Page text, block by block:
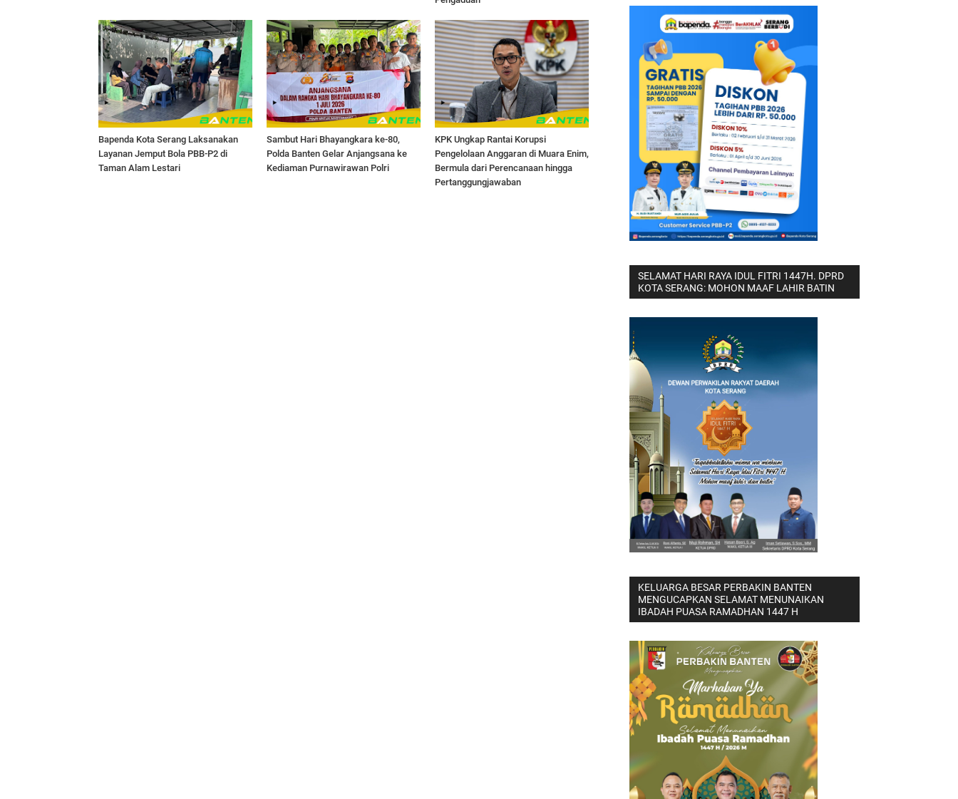
Bapenda Kota Serang Laksanakan
Layanan Jemput Bola PBB-P2 di
Taman Alam Lestari
Sambut Hari Bhayangkara ke-80,
Polda Banten Gelar Anjangsana ke
Kediaman Purnawirawan Polri
KPK Ungkap Rantai Korupsi
Pengelolaan Anggaran di Muara Enim,
Bermula dari Perencanaan hingga
Pertanggungjawaban
SELAMAT HARI RAYA IDUL FITRI 1447H. DPRD
KOTA SERANG: MOHON MAAF LAHIR BATIN
KELUARGA BESAR PERBAKIN BANTEN
MENGUCAPKAN SELAMAT MENUNAIKAN
IBADAH PUASA RAMADHAN 1447 H